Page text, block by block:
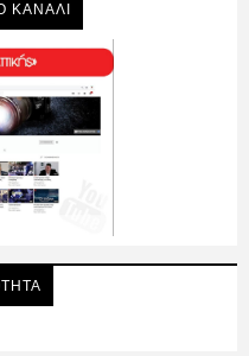
ΚΑΝΑΛΙ